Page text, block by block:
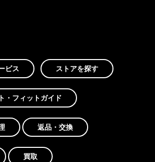
ビス ストアを探す
・フィットガイド
返品・交換
買取